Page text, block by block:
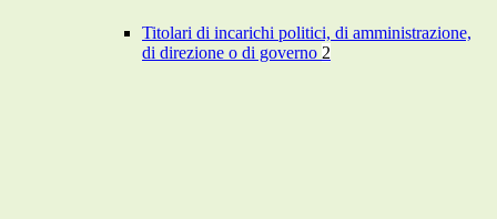
Titolari di incarichi politici, di amministrazione,
di direzione o di governo 2